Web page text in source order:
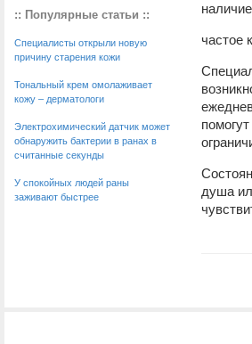
:: Популярные статьи ::
Специалисты открыли новую
причину старения кожи
Тональный крем омолаживает
кожу – дерматологи
Электрохимический датчик может
обнаружить бактерии в ранах в
считанные секунды
У спокойных людей раны
заживают быстрее
частое
душа